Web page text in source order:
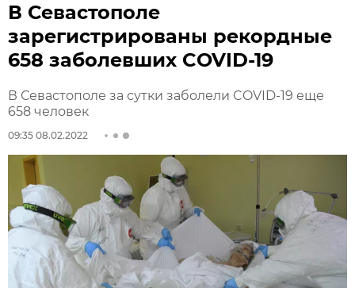
В Севастополе
зарегистрированы рекордные
658 заболевших COVID-19
В Севастополе за сутки заболели COVID-19 еще
658 человек
09:35 08.02.2022